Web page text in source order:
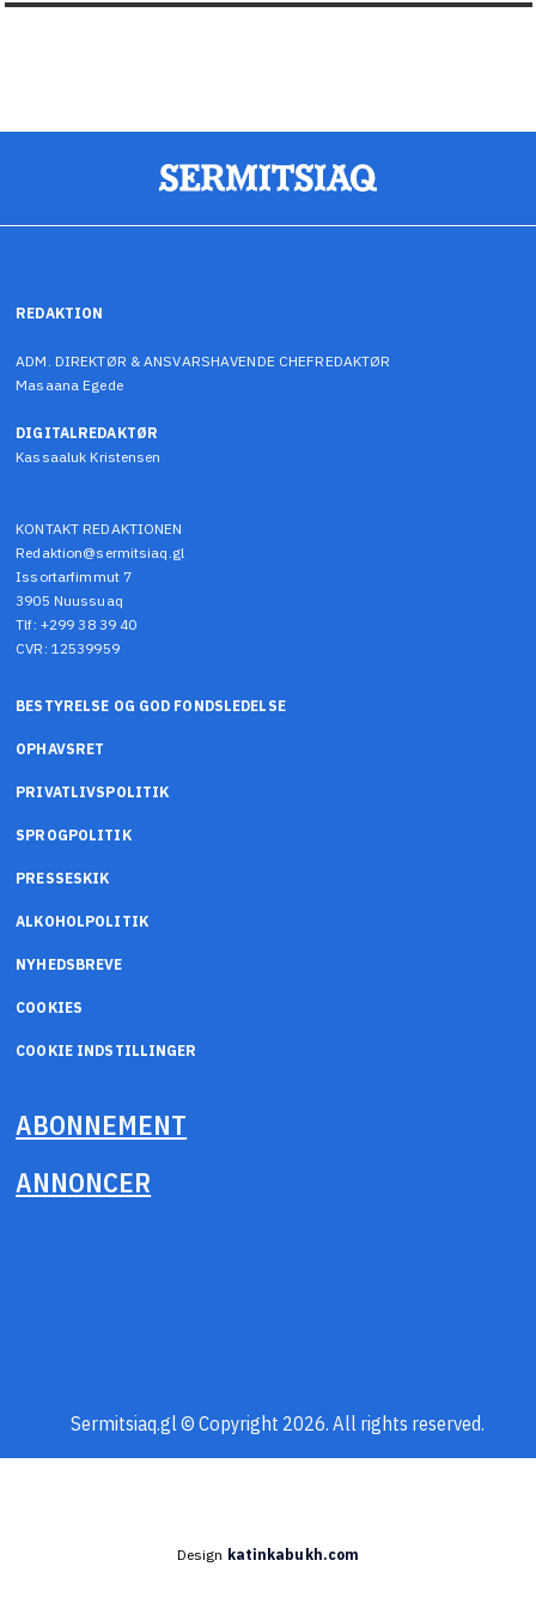
REDAKTION
ADM. DIREKTØR & ANSVARSHAVENDE CHEFREDAKTØR
Masaana Egede
DIGITALREDAKTØR
Kassaaluk Kristensen
KONTAKT REDAKTIONEN
Redaktion@sermitsiaq.gl
Issortarfimmut 7
3905 Nuussuaq
Tlf: +299 38 39 40
CVR: 12539959
BESTYRELSE OG GOD FONDSLEDELSE
OPHAVSRET
PRIVATLIVSPOLITIK
SPROGPOLITIK
PRESSESKIK
ALKOHOLPOLITIK
NYHEDSBREVE
COOKIES
COOKIE INDSTILLINGER
ABONNEMENT
ANNONCER
Sermitsiaq.gl © Copyright 2026. All rights reserved.
Design katinkabukh.com